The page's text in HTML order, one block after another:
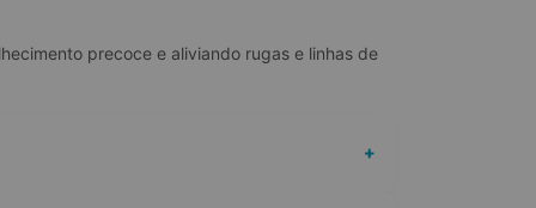
precoce e aliviando rugas e linhas de
+